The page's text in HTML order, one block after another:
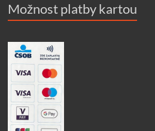
Možnost platby kartou